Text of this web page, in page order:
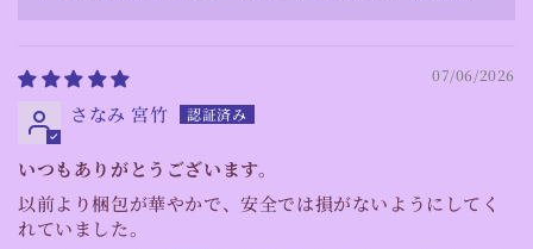
07/06/2026
さなみ 宮竹
いつもありがとうございます。
以前より梱包が華やかで、安全では損がないようにしてく
れていました。